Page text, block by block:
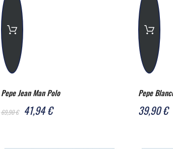
Pepe Jean Man Polo
69,90 € 41,94 €
Pepe
39,90 €